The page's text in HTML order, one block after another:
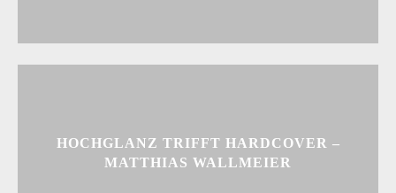
HOCHGLANZ TRIFFT HARDCOVER –
MATTHIAS WALLMEIER